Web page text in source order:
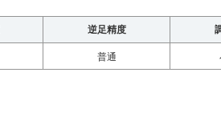
逆足精度
普通